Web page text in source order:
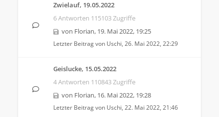
Zwielauf, 19.05.2022
6 Antworten 115103 Zugriffe
von Florian, 19. Mai 2022, 19:25
Letzter Beitrag von Uschi, 26. Mai 2022, 22:29
Geislucke, 15.05.2022
4 Antworten 110843 Zugriffe
von Florian, 16. Mai 2022, 19:28
Letzter Beitrag von Uschi, 22. Mai 2022, 21:46